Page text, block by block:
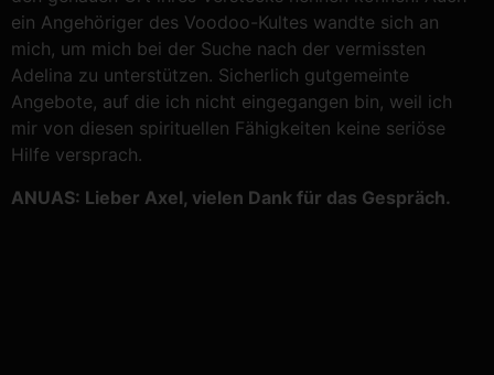
ein Angehöriger des Voodoo-Kultes wandte sich an
mich, um mich bei der Suche nach der vermissten
Adelina zu unterstützen. Sicherlich gutgemeinte
Angebote, auf die ich nicht eingegangen bin, weil ich
mir von diesen spirituellen Fähigkeiten keine seriöse
Hilfe versprach.
ANUAS: Lieber Axel, vielen Dank für das Gespräch.